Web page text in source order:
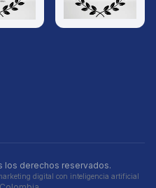
los derechos reservados.
digital con inteligencia artificial